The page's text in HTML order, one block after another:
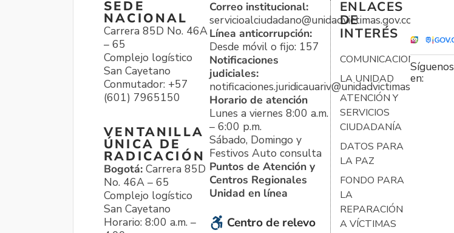
SEDE
NACIONAL
Carrera 85D No. 46A
– 65
Complejo logístico
San Cayetano
Conmutador: +57
(601) 7965150
VENTANILLA
ÚNICA DE
RADICACIÓN
Bogotá: Carrera 85D
No. 46A – 65
Complejo logístico
San Cayetano
Horario: 8:00 a.m. –
Correo institucional:
servicioalciudadano@unidadvictimas.gov.co
Línea anticorrupción:
Desde móvil o fijo: 157
Notificaciones
judiciales:
notificaciones.juridicauariv@unidadvictimas.gov.co
Horario de atención
Lunes a viernes 8:00 a.m.
– 6:00 p.m.
Sábado, Domingo y
Festivos Auto consulta
Puntos de Atención y
Centros Regionales
Unidad en línea
Centro de relevo
ENLACES
DE
INTERÉS
COMUNICACIONES
LA UNIDAD
ATENCIÓN Y
SERVICIOS
CIUDADANÍA
DATOS PARA
LA PAZ
FONDO PARA
LA
REPARACIÓN
A VÍCTIMAS
Síguenos
en: